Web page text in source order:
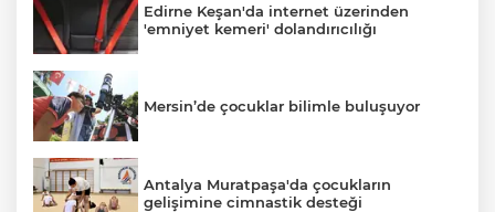
Edirne Keşan'da internet üzerinden
'emniyet kemeri' dolandırıcılığı
Mersin’de çocuklar bilimle buluşuyor
Antalya Muratpaşa'da çocukların
gelişimine cimnastik desteği